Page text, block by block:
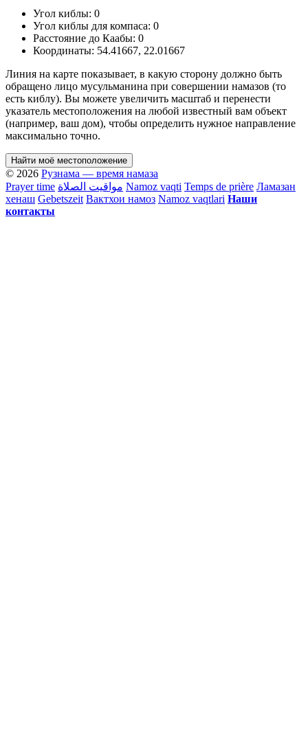
Угол киблы: 0
Угол киблы для компаса: 0
Расстояние до Каабы: 0
Координаты: 54.41667, 22.01667
Линия на карте показывает, в какую сторону должно быть
обращено лицо мусульманина при совершении намазов (то
есть киблу). Вы можете увеличить масштаб и перенести
указатель местоположения на любой известный вам объект
(например, ваш дом), чтобы определить нужное направление
максимально точно.
Найти моё местоположение
© 2026 Рузнама — время намаза
Prayer time مواقيت الصلاة Namoz vaqti Temps de prière Ламазан
хенаш Gebetszeit Вактхои намоз Namoz vaqtlari Наши
контакты